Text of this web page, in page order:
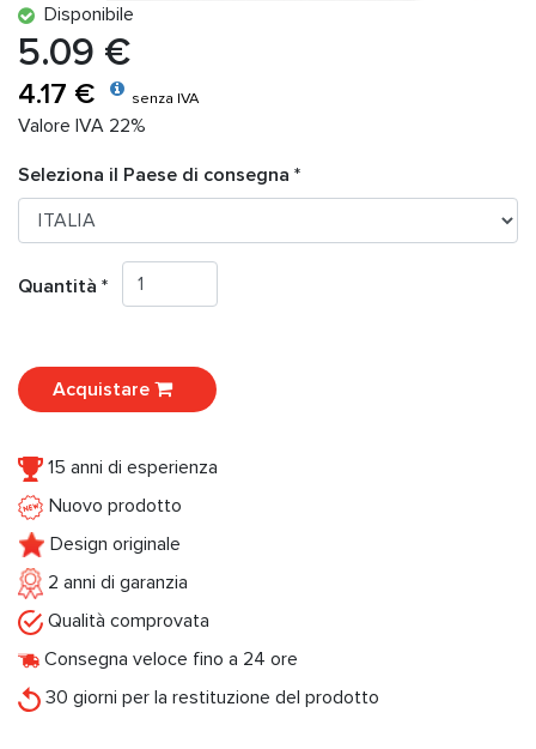
Disponibile
5.09 €
4.17 € senza IVA
Valore IVA 22%
Seleziona il Paese di consegna *
Quantità *
Acquistare
15 anni di esperienza
Nuovo prodotto
Design originale
2 anni di garanzia
Qualità comprovata
Consegna veloce fino a 24 ore
30 giorni per la restituzione del prodotto